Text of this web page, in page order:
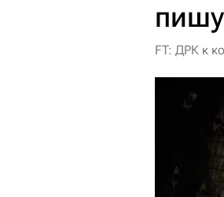
FT: ДРК к